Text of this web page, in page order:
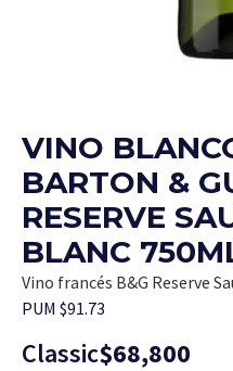
VINO
BARTON &
RESERVE
BLANC
Vino francés B&G Reserve
PUM $91.73
Classic$68,800